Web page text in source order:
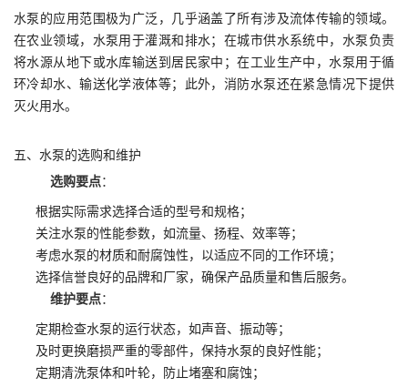
水泵的应用范围极为广泛，几乎涵盖了所有涉及流体传输的领域。
在农业领域，水泵用于灌溉和排水；在城市供水系统中，水泵负责
将水源从地下或水库输送到居民家中；在工业生产中，水泵用于循
环冷却水、输送化学液体等；此外，消防水泵还在紧急情况下提供
灭火用水。
五、水泵的选购和维护
选购要点：
根据实际需求选择合适的型号和规格；
关注水泵的性能参数，如流量、扬程、效率等；
考虑水泵的材质和耐腐蚀性，以适应不同的工作环境；
选择信誉良好的品牌和厂家，确保产品质量和售后服务。
维护要点：
定期检查水泵的运行状态，如声音、振动等；
及时更换磨损严重的零部件，保持水泵的良好性能；
定期清洗泵体和叶轮，防止堵塞和腐蚀；